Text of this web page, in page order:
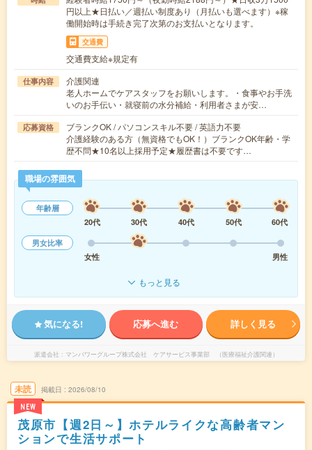
円以上★日払い／週払い制度あり（月払いも選べます）※稼
働開始時は手続き完了次第のお支払いとなります。
交通費
交通費支給※規定有
仕事内容
介護関連
老人ホームでケアスタッフをお願いします。・食事やお手洗
いのお手伝い・就寝前の水分補給・利用者さまが安…
応募資格
ブランクOK / パソコンスキル不要 / 英語力不要
介護経験のある方（無資格でもOK！）ブランクOK年齢・学
歴不問★10名以上採用予定★履歴書は不要です…
職場の雰囲気
年齢層
20代
30代 40代 50代
60代
男女比率
女性
男性
もっと見る
気になる! 応募へ進む 詳しく見る
派遣会社 マンパワーグループ株式会社 ケアサービス事業部 （医療福祉介護関連）
未読
NEW
掲載日 2026/08/10
茂原市【週2日～】ホテルライクな高齢者マン
ションで生活サポート